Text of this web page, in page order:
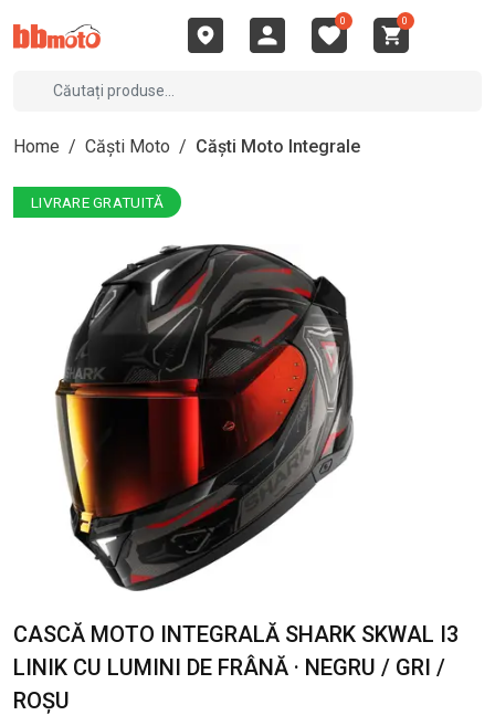
0 0
Home / Căști Moto / Căști Moto Integrale
LIVRARE GRATUITĂ
CASCĂ MOTO INTEGRALĂ SHARK SKWAL I3
LINIK CU LUMINI DE FRÂNĂ · NEGRU / GRI /
ROȘU